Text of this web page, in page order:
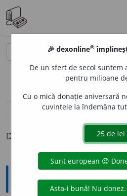
definiții (1)
Definiția cu ID-ul 806301:
Explicative DEX
🎉 dexonline®
De un sfert de secol suntem
pentru milioane
Cu o mică donație aniversară
cuvintele la îndemâna